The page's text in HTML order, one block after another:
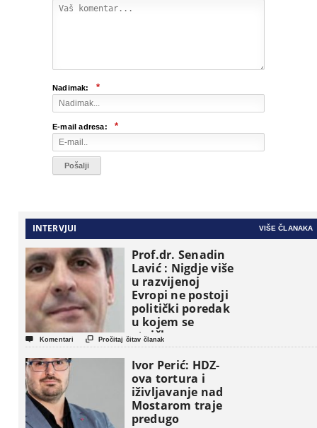
Nadimak: *
E-mail adresa: *
INTERVJUI VIŠE ČLANAKA
Prof.dr. Senadin
Lavić : Nigdje više
u razvijenoj
Evropi ne postoji
politički poredak
u kojem se
etničke grupe
pojavljuju kao
osnovne
političke jedinice
 Komentari  Pročitaj čitav članak
Ivor Perić: HDZ-
ova tortura i
iživljavanje nad
Mostarom traje
predugo